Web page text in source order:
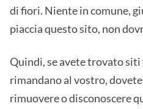
di fiori. Niente in comune,
piaccia questo sito, non
Quindi, se avete trovato
rimandano al vostro,
rimuovere o disconoscere